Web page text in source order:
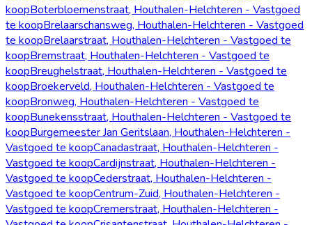
koopBoterbloemenstraat, Houthalen-Helchteren - Vastgoed
te koopBrelaarschansweg, Houthalen-Helchteren - Vastgoed
te koopBrelaarstraat, Houthalen-Helchteren - Vastgoed te
koopBremstraat, Houthalen-Helchteren - Vastgoed te
koopBreughelstraat, Houthalen-Helchteren - Vastgoed te
koopBroekerveld, Houthalen-Helchteren - Vastgoed te
koopBronweg, Houthalen-Helchteren - Vastgoed te
koopBunekensstraat, Houthalen-Helchteren - Vastgoed te
koopBurgemeester Jan Geritslaan, Houthalen-Helchteren -
Vastgoed te koopCanadastraat, Houthalen-Helchteren -
Vastgoed te koopCardijnstraat, Houthalen-Helchteren -
Vastgoed te koopCederstraat, Houthalen-Helchteren -
Vastgoed te koopCentrum-Zuid, Houthalen-Helchteren -
Vastgoed te koopCremerstraat, Houthalen-Helchteren -